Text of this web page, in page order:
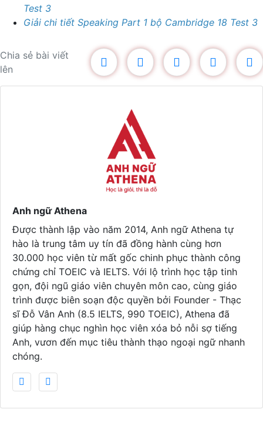
Test 3
Giải chi tiết Speaking Part 1 bộ Cambridge 18 Test 3
Chia sẻ bài viết
lên
Anh ngữ Athena
Được thành lập vào năm 2014, Anh ngữ Athena tự
hào là trung tâm uy tín đã đồng hành cùng hơn
30.000 học viên từ mất gốc chinh phục thành công
chứng chỉ TOEIC và IELTS. Với lộ trình học tập tinh
gọn, đội ngũ giáo viên chuyên môn cao, cùng giáo
trình được biên soạn độc quyền bởi Founder - Thạc
sĩ Đỗ Vân Anh (8.5 IELTS, 990 TOEIC), Athena đã
giúp hàng chục nghìn học viên xóa bỏ nỗi sợ tiếng
Anh, vươn đến mục tiêu thành thạo ngoại ngữ nhanh
chóng.